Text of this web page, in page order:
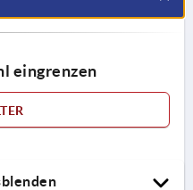
eingrenzen